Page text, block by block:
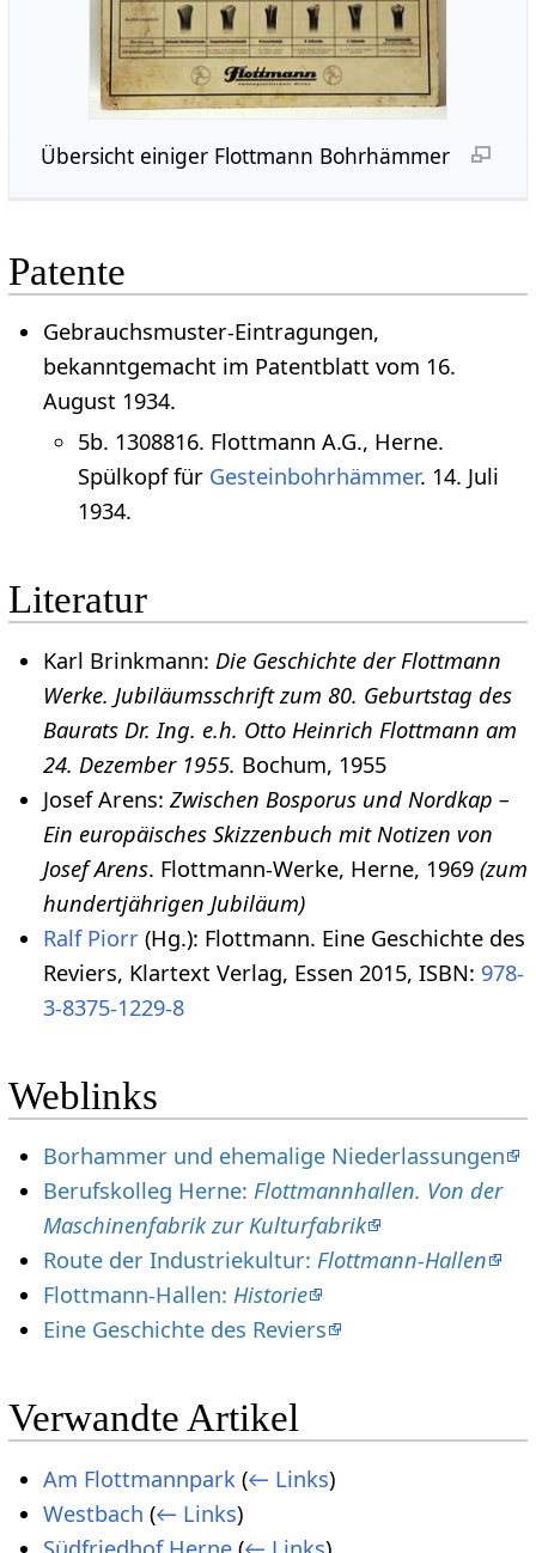
Übersicht einiger Flottmann Bohrhämmer
Patente
Gebrauchsmuster-Eintragungen,
bekanntgemacht im Patentblatt vom 16.
August 1934.
5b. 1308816. Flottmann A.G., Herne.
Spülkopf für Gesteinbohrhämmer. 14. Juli
1934.
Literatur
Karl Brinkmann: Die Geschichte der Flottmann
Werke. Jubiläumsschrift zum 80. Geburtstag des
Baurats Dr. Ing. e.h. Otto Heinrich Flottmann am
24. Dezember 1955. Bochum, 1955
Josef Arens: Zwischen Bosporus und Nordkap –
Ein europäisches Skizzenbuch mit Notizen von
Josef Arens. Flottmann-Werke, Herne, 1969 (zum
hundertjährigen Jubiläum)
Ralf Piorr (Hg.): Flottmann. Eine Geschichte des
Reviers, Klartext Verlag, Essen 2015, ISBN: 978-
3-8375-1229-8
Weblinks
Borhammer und ehemalige Niederlassungen
Berufskolleg Herne: Flottmannhallen. Von der
Maschinenfabrik zur Kulturfabrik
Route der Industriekultur: Flottmann-Hallen
Flottmann-Hallen: Historie
Eine Geschichte des Reviers
Verwandte Artikel
Am Flottmannpark (← Links)
Westbach (← Links)